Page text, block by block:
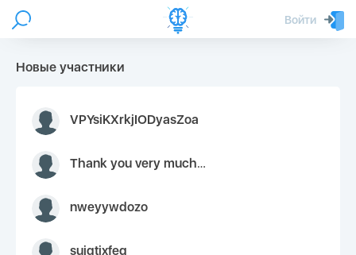
Войти
Новые участники
VPYsiKXrkjIODyasZoa
Thank you very much for your inquiry We appreciate you 9126052 https://youtube.com faceapple !
nweyywdozo
sujgtixfeq